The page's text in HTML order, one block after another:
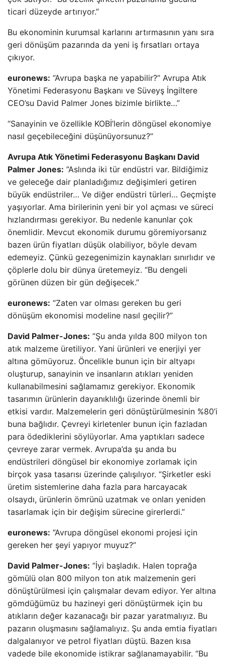
ticari düzeyde artırıyor.”
Bu ekonominin kurumsal karlarını artırmasının yanı sıra
geri dönüşüm pazarında da yeni iş fırsatları ortaya
çıkıyor.
euronews: ”Avrupa başka ne yapabilir?” Avrupa Atık
Yönetimi Federasyonu Başkanı ve Süveyş İngiltere
CEO’su David Palmer Jones bizimle birlikte…”
“Sanayinin ve özellikle KOBİ’lerin döngüsel ekonomiye
nasıl geçebileceğini düşünüyorsunuz?”
Avrupa Atık Yönetimi Federasyonu Başkanı David
Palmer Jones: ”Aslında iki tür endüstri var. Bildiğimiz
ve geleceğe dair planladığımız değişimleri getiren
büyük endüstriler… Ve diğer endüstri türleri… Geçmişte
yaşıyorlar. Ama birilerinin yeni bir yol açması ve süreci
hızlandırması gerekiyor. Bu nedenle kanunlar çok
önemlidir. Mevcut ekonomik durumu göremiyorsanız
bazen ürün fiyatları düşük olabiliyor, böyle devam
edemeyiz. Çünkü gezegenimizin kaynakları sınırlıdır ve
çöplerle dolu bir dünya üretemeyiz. “Bu dengeli
görünen düzen bir gün değişecek.”
euronews: “Zaten var olması gereken bu geri
dönüşüm ekonomisi modeline nasıl geçilir?”
David Palmer-Jones: ”Şu anda yılda 800 milyon ton
atık malzeme üretiliyor. Yani ürünleri ve enerjiyi yer
altına gömüyoruz. Öncelikle bunun için bir altyapı
oluşturup, sanayinin ve insanların atıkları yeniden
kullanabilmesini sağlamamız gerekiyor. Ekonomik
tasarımın ürünlerin dayanıklılığı üzerinde önemli bir
etkisi vardır. Malzemelerin geri dönüştürülmesinin %80’i
buna bağlıdır. Çevreyi kirletenler bunun için fazladan
para ödediklerini söylüyorlar. Ama yaptıkları sadece
çevreye zarar vermek. Avrupa’da şu anda bu
endüstrileri döngüsel bir ekonomiye zorlamak için
birçok yasa tasarısı üzerinde çalışılıyor. “Şirketler eski
üretim sistemlerine daha fazla para harcayacak
olsaydı, ürünlerin ömrünü uzatmak ve onları yeniden
tasarlamak için bir değişim sürecine girerlerdi.”
euronews: ”Avrupa döngüsel ekonomi projesi için
gereken her şeyi yapıyor muyuz?”
David Palmer-Jones: ”İyi başladık. Halen toprağa
gömülü olan 800 milyon ton atık malzemenin geri
dönüştürülmesi için çalışmalar devam ediyor. Yer altına
gömdüğümüz bu hazineyi geri dönüştürmek için bu
atıkların değer kazanacağı bir pazar yaratmalıyız. Bu
pazarın oluşmasını sağlamalıyız. Şu anda emtia fiyatları
dalgalanıyor ve petrol fiyatları düştü. Bazen kısa
vadede bile ekonomide istikrar sağlanamayabilir. “Bu